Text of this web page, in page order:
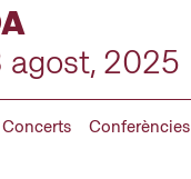
2025
Concerts Conferències